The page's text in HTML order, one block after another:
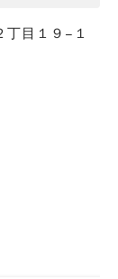
目１９−１